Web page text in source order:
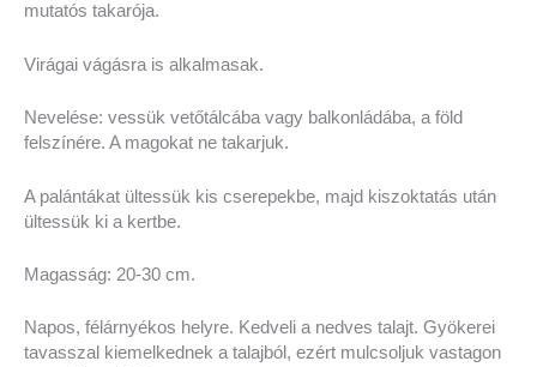
mutatós takarója.
Virágai vágásra is alkalmasak.
Nevelése: vessük vetőtálcába vagy balkonládába, a föld
felszínére. A magokat ne takarjuk.
A palántákat ültessük kis cserepekbe, majd kiszoktatás után
ültessük ki a kertbe.
Magasság: 20-30 cm.
Napos, félárnyékos helyre. Kedveli a nedves talajt. Gyökerei
tavasszal kiemelkednek a talajból, ezért mulcsoljuk vastagon